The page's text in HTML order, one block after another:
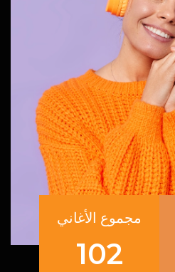
مجموع الأغاني
102